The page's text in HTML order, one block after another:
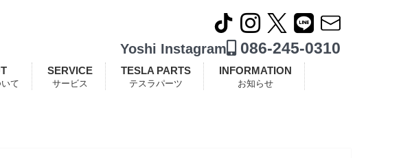
Yoshi Instagram 086-245-0310
て
SERVICE
サービス
TESLA PARTS
テスラパーツ
INFORMATION
お知らせ